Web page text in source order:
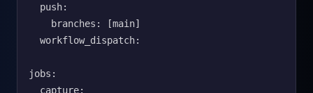
  push:
    branches: [main]
  workflow_dispatch:
jobs:
  capture: